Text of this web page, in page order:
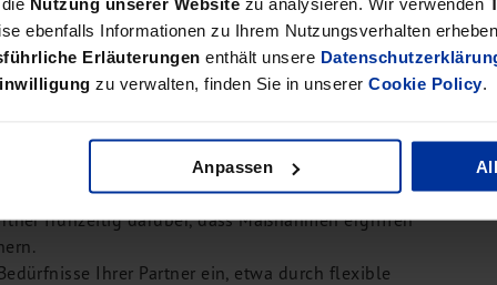
ebenfalls Informationen zu Ihrem Nutzungsverhalten
Erläuterungen enthält unsere
zu verwalten, finden Sie in unserer Cookie Policy.
Anpassen
mit erfahrenen IDW S6 Beratern wie bdp,
bewältigt.
das Vertrauen in die Geschäftsbeziehung verlieren.
frühzeitig darüber, dass Maßnahmen ergriffen
Ihrer Partner ein, etwa durch flexible